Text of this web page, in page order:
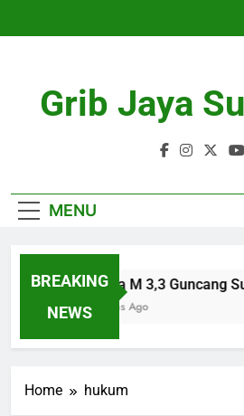
Grib Jaya
MENU
BREAKING
NEWS
Gempa M 3,3 Guncang
4 Months Ago
Home hukum